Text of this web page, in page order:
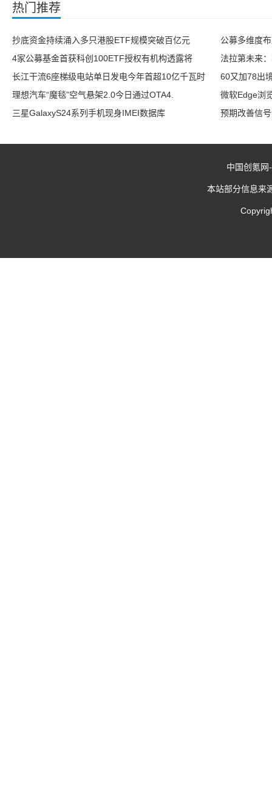
热门推荐
抄底资金持续涌入多只港股ETF规模突破百亿元
公募多维度
4家公募基金首获科创100ETF授权有机构透露将
法拉第未来
长江干流6座梯级电站单日发电今年首超10亿千瓦时
60又加78出
理想汽车“魔毯”空气悬架2.0今日通过OTA4.
微软Edge浏
三星GalaxyS24系列手机现身IMEI数据库
预期改善信
中国创氪网-
本站部分信息来